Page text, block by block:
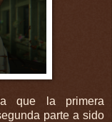
que la primera
parte a sido